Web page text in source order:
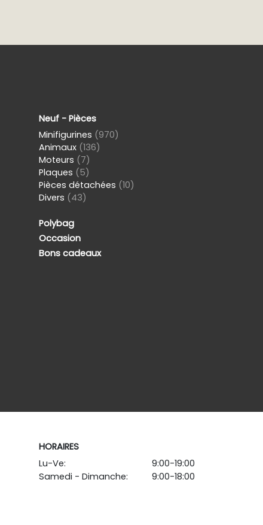
Neuf - Pièces
Minifigurines (970)
Animaux (136)
Moteurs (7)
Plaques (5)
Pièces détachées (10)
Divers (43)
Polybag
Occasion
Bons cadeaux
HORAIRES
Lu-Ve:
9:00-19:00
Samedi - Dimanche:
9:00-18:00